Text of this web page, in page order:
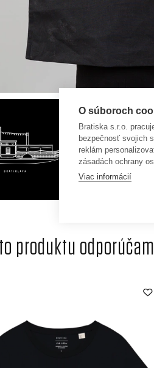
produktu
O súboroch
Bratiska s.r.o.
bezpečnosť svojich
reklám
zásadách ochrany
Viac informácií